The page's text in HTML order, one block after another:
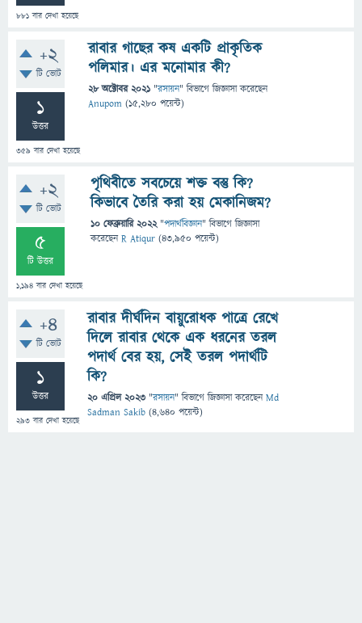
881 বার দেখা হয়েছে
+2
টি ভোট
1
উত্তর
359 বার দেখা হয়েছে
রাবার গাছের কষ একটি প্রাকৃতিক
পলিমার। এর মনোমার কী?
28 অক্টোবর 2021 "রসায়ন" বিভাগে জিজ্ঞাসাকরেছেন
Anupom (15,280 পয়েন্ট)
+2
টি ভোট
5
টি উত্তর
1,194 বার দেখা হয়েছে
পৃথিবীতে সবচেয়ে শক্ত বস্তু কি?
কিভাবে তৈরি করা হয় মেকানিজম?
10 ফেব্রুয়ারি 2022 "পদার্থবিজ্ঞান" বিভাগে জিজ্ঞাসা
করেছেনR Atiqur (43,950 পয়েন্ট)
+4
টি ভোট
1
উত্তর
293 বার দেখা হয়েছে
রাবার দীর্ঘদিন বায়ুরোধক পাত্রে রেখে
দিলে রাবার থেকে এক ধরনের তরল
পদার্থ বের হয়, সেই তরল পদার্থটি
কি?
20 এপ্রিল 2023 "রসায়ন" বিভাগে জিজ্ঞাসাকরেছেনMd
Sadman Sakib (4,640 পয়েন্ট)